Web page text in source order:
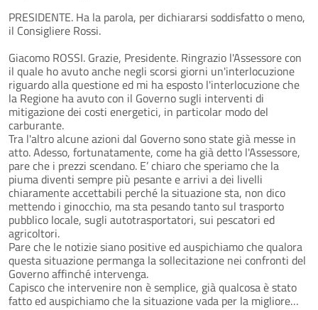
PRESIDENTE. Ha la parola, per dichiararsi soddisfatto o meno,
il Consigliere Rossi.
Giacomo ROSSI. Grazie, Presidente. Ringrazio l'Assessore con
il quale ho avuto anche negli scorsi giorni un'interlocuzione
riguardo alla questione ed mi ha esposto l'interlocuzione che
la Regione ha avuto con il Governo sugli interventi di
mitigazione dei costi energetici, in particolar modo del
carburante.
Tra l'altro alcune azioni dal Governo sono state già messe in
atto. Adesso, fortunatamente, come ha già detto l'Assessore,
pare che i prezzi scendano. E’ chiaro che speriamo che la
piuma diventi sempre più pesante e arrivi a dei livelli
chiaramente accettabili perché la situazione sta, non dico
mettendo i ginocchio, ma sta pesando tanto sul trasporto
pubblico locale, sugli autotrasportatori, sui pescatori ed
agricoltori.
Pare che le notizie siano positive ed auspichiamo che qualora
questa situazione permanga la sollecitazione nei confronti del
Governo affinché intervenga.
Capisco che intervenire non è semplice, già qualcosa è stato
fatto ed auspichiamo che la situazione vada per la migliore…